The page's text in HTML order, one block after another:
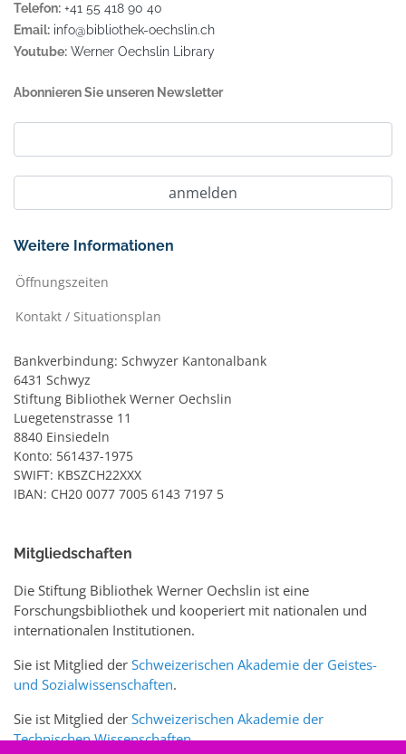
Telefon: +41 55 418 90 40
Email: info@bibliothek-oechslin.ch
Youtube: Werner Oechslin Library
Abonnieren Sie unseren Newsletter
Weitere Informationen
Öffnungszeiten
Kontakt / Situationsplan
Bankverbindung: Schwyzer Kantonalbank
6431 Schwyz
Stiftung Bibliothek Werner Oechslin
Luegetenstrasse 11
8840 Einsiedeln
Konto: 561437-1975
SWIFT: KBSZCH22XXX
IBAN: CH20 0077 7005 6143 7197 5
Mitgliedschaften
Die Stiftung Bibliothek Werner Oechslin ist eine
Forschungsbibliothek und kooperiert mit nationalen und
internationalen Institutionen.
Sie ist Mitglied der Schweizerischen Akademie der Geistes-
und Sozialwissenschaften.
Sie ist Mitglied der Schweizerischen Akademie der
Technischen Wissenschaften.